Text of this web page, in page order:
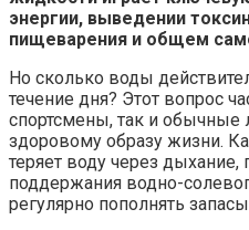
энергии, выведении
пищеварения и общем
Но сколько воды
течение дня? Этот вопрос
спортсмены, так и
здоровому образу жизни.
теряет воду через дыхание,
поддержания водно-
регулярно пополнять